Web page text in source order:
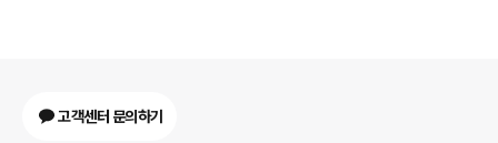
고객센터 문의하기